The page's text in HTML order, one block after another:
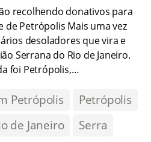
recolhendo donativos para
de Petrópolis Mais uma vez
desoladores que vira e
Serrana do Rio de Janeiro.
foi Petrópolis,…
Petrópolis
Petrópolis
de Janeiro
Serra